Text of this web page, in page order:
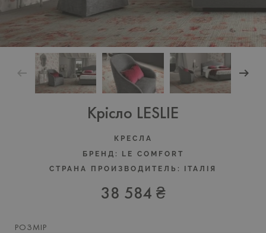
Крісло LESLIE
КРЕСЛА
БРЕНД:
LE COMFORT
СТРАНА ПРОИЗВОДИТЕЛЬ:
ІТАЛІЯ
38 584 ₴
РОЗМІР